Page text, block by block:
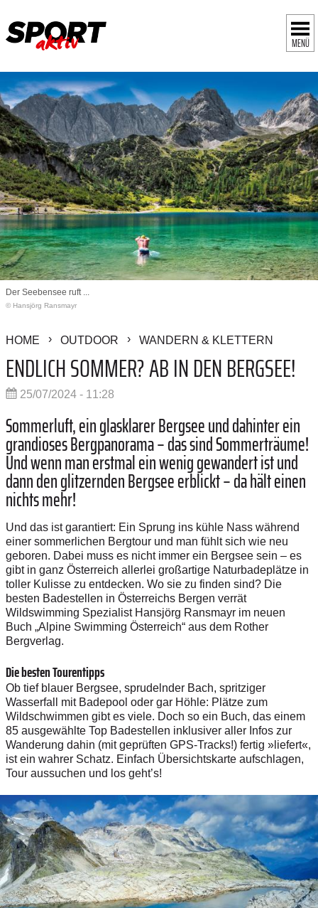
MENÜ
Der Seebensee ruft ...
© Hansjörg Ransmayr
HOME OUTDOOR WANDERN & KLETTERN
ENDLICH SOMMER? AB IN DEN BERGSEE!
25/07/2024 - 11:28
Sommerluft, ein glasklarer Bergsee und dahinter ein
grandioses Bergpanorama – das sind Sommerträume!
Und wenn man erstmal ein wenig gewandert ist und
dann den glitzernden Bergsee erblickt – da hält einen
nichts mehr!
Und das ist garantiert: Ein Sprung ins kühle Nass während
einer sommerlichen Bergtour und man fühlt sich wie neu
geboren. Dabei muss es nicht immer ein Bergsee sein – es
gibt in ganz Österreich allerlei großartige Naturbadeplätze in
toller Kulisse zu entdecken. Wo sie zu finden sind? Die
besten Badestellen in Österreichs Bergen verrät
Wildswimming Spezialist Hansjörg Ransmayr im neuen
Buch „Alpine Swimming Österreich“ aus dem Rother
Bergverlag.
Die besten Tourentipps
Ob tief blauer Bergsee, sprudelnder Bach, spritziger
Wasserfall mit Badepool oder gar Höhle: Plätze zum
Wildschwimmen gibt es viele. Doch so ein Buch, das einem
85 ausgewählte Top Badestellen inklusiver aller Infos zur
Wanderung dahin (mit geprüften GPS-Tracks!) fertig »liefert«,
ist ein wahrer Schatz. Einfach Übersichtskarte aufschlagen,
Tour aussuchen und los geht’s!